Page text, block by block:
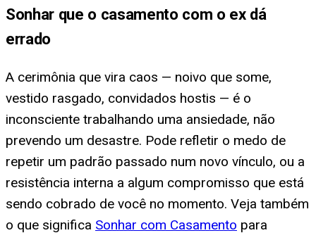
Sonhar que o casamento com o ex dá
errado
A cerimônia que vira caos — noivo que some,
vestido rasgado, convidados hostis — é o
inconsciente trabalhando uma ansiedade, não
prevendo um desastre. Pode refletir o medo de
repetir um padrão passado num novo vínculo, ou a
resistência interna a algum compromisso que está
sendo cobrado de você no momento. Veja também
o que significa Sonhar com Casamento para